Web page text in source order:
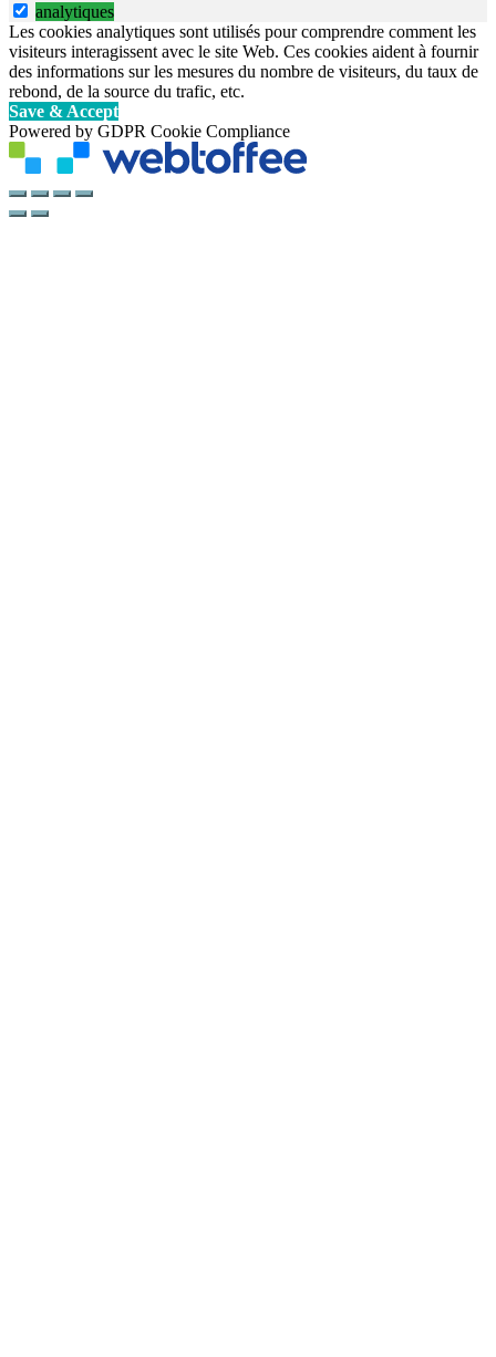
analytiques
Les cookies analytiques sont utilisés pour comprendre comment les
visiteurs interagissent avec le site Web. Ces cookies aident à fournir
des informations sur les mesures du nombre de visiteurs, du taux de
rebond, de la source du trafic, etc.
Save & Accept
Powered by GDPR Cookie Compliance